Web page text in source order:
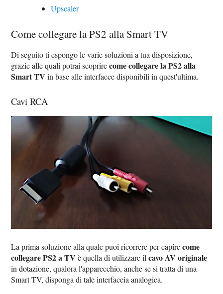
Upscaler
Come collegare la PS2 alla Smart TV
Di seguito ti espongo le varie soluzioni a tua disposizione,
grazie alle quali potrai scoprirecome collegare la PS2 alla
Smart TV in base alle interfacce disponibili in quest'ultima.
Cavi RCA
La prima soluzione alla quale puoi ricorrere per capirecome
collegare PS2 a TV è quella di utilizzare ilcavo AV originale
in dotazione, qualora l'apparecchio, anche se si tratta di una
Smart TV, disponga di tale interfaccia analogica.